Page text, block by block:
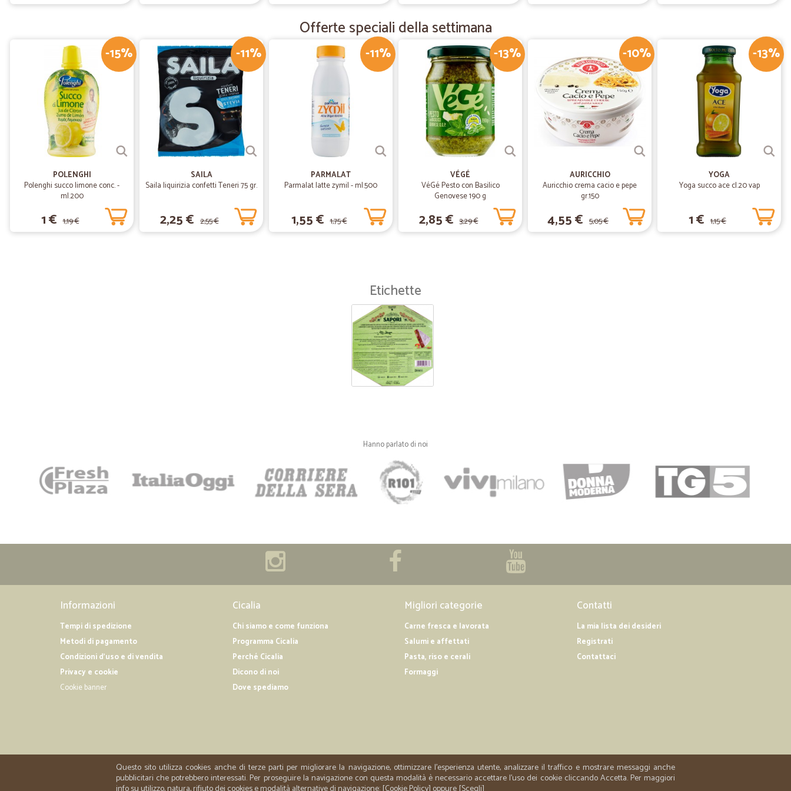
Ottimo servizio !!!
Adriano B.
seri e rapidi
seri e rapidi
04/12/2018
—Mario S.
Tutto perfetto prodotti e corriere…
Tutto perfetto prodotti e corriere eccellenti
28/11/2018
—Trustpilot
Un supermercato consigliato a…
Un supermercato consigliato a tutti,ottimi prodotti, spedizione veloce e ottimo
confezionamento della merce.
Tutto perfetto
Tutto perfetto
Offerte speciali della settimana
-15%
POLENGHI
Polenghi succo limone conc. -
ml.200
1 € 1,19 €
-11%
SAILA
Saila liquirizia confetti Teneri 75 gr.
2,25 € 2,55 €
-11%
PARMALAT
Parmalat latte zymil - ml.500
1,55 € 1,75 €
-13%
VÉGÉ
VéGé Pesto con Basilico
Genovese 190 g
2,85 € 3,29 €
-10%
AURICCHIO
Auricchio crema cacio e pepe
gr.150
4,55 € 5,05 €
-13%
YOGA
Yoga succo ace cl.20 vap
1 € 1,15 €
Etichette
Hanno parlato di noi
Informazioni
Tempi di spedizione
Metodi di pagamento
Condizioni d'uso e di vendita
Privacy e cookie
Cookie banner
Cicalia
Chi siamo e come funziona
Programma Cicalia
Perché Cicalia
Dicono di noi
Dove spediamo
Migliori categorie
Carne fresca e lavorata
Salumi e affettati
Pasta, riso e cerali
Formaggi
Contatti
La mia lista dei desideri
Registrati
Contattaci
Questo sito utilizza cookies anche di terze parti per migliorare la navigazione, ottimizzare l'esperienza utente, analizzare il traffico e mostrare messaggi anche
pubblicitari che potrebbero interessati. Per proseguire la navigazione con questa modalità è necessario accettare l'uso dei cookie cliccando Accetta. Per maggiori